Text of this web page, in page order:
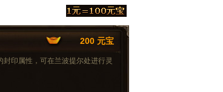
200 元宝
封印属性，可在兰波提尔处进行灵